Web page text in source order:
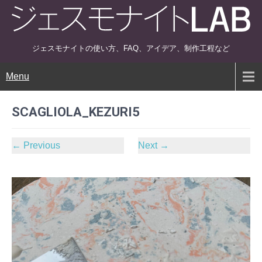
ジェスモナイトの使い方、FAQ、アイデア、制作工程など
Menu
SCAGLIOLA_KEZURI5
← Previous Next →